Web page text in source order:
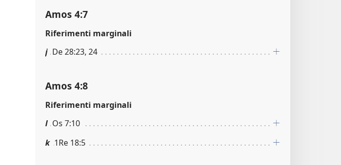
Amos 4:7
Riferimenti marginali
j De 28:23, 24
Amos 4:8
Riferimenti marginali
l Os 7:10
k 1Re 18:5